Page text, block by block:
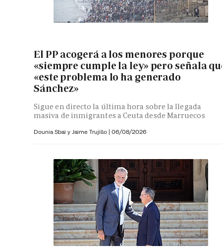
El PP acogerá a los menores porque
«siempre cumple la ley» pero señala
«este problema lo ha generado
Sánchez»
Sigue en directo la última hora sobre la llegada
masiva de inmigrantes a Ceuta desde Marruecos
Dounia Sbai y Jaime Trujillo | 06/08/2026